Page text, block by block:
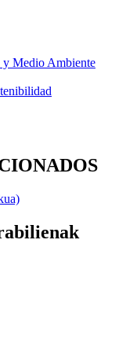
y Medio Ambiente